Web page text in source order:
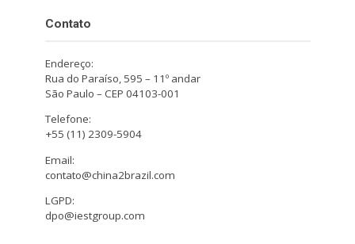
Contato
Endereço:
Rua do Paraíso, 595 – 11º andar
São Paulo – CEP 04103-001
Telefone:
+55 (11) 2309-5904
Email:
contato@china2brazil.com
LGPD:
dpo@iestgroup.com